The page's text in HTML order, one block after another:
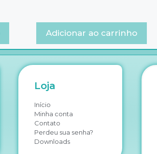
Adicionar ao carrinho
Loja
Início
Minha conta
Contato
Perdeu sua senha?
Downloads